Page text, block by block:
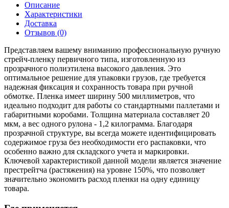
Описание
Характеристики
Доставка
Отзывов (0)
Представляем вашему вниманию профессиональную ручную
стрейч-пленку первичного типа, изготовленную из
прозрачного полиэтилена высокого давления. Это
оптимальное решение для упаковки грузов, где требуется
надежная фиксация и сохранность товара при ручной
обмотке. Пленка имеет ширину 500 миллиметров, что
идеально подходит для работы со стандартными паллетами и
габаритными коробами. Толщина материала составляет 20
мкм, а вес одного рулона - 1,2 килограмма. Благодаря
прозрачной структуре, вы всегда можете идентифицировать
содержимое груза без необходимости его распаковки, что
особенно важно для складского учета и маркировки.
Ключевой характеристикой данной модели является значение
престрейтча (растяжения) на уровне 150%, что позволяет
значительно экономить расход пленки на одну единицу
товара.